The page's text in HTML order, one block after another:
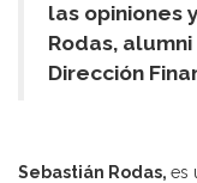
las opiniones
Rodas,
Dirección
Sebastián Rodas, es